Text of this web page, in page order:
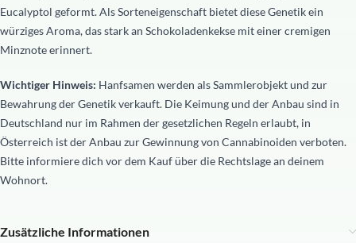
Eucalyptol geformt. Als Sorteneigenschaft bietet diese Genetik ein
würziges Aroma, das stark an Schokoladenkekse mit einer cremigen
Minznote erinnert.
Wichtiger Hinweis: Hanfsamen werden als Sammlerobjekt und zur
Bewahrung der Genetik verkauft. Die Keimung und der Anbau sind in
Deutschland nur im Rahmen der gesetzlichen Regeln erlaubt, in
Österreich ist der Anbau zur Gewinnung von Cannabinoiden verboten.
Bitte informiere dich vor dem Kauf über die Rechtslage an deinem
Wohnort.
Zusätzliche Informationen